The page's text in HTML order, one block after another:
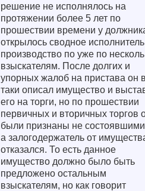
решение не исполнялось на
протяжении более 5 лет по
прошествии времени у
открылось сводное
производство по уже по
взыскателям. После долгих и
упорных жалоб на пристава он
таки описал имущество и
его на торги, но по прошествии
первичных и вторичных торгов
были признаны не
а залогодержатель от
отказался. То есть данное
имущество должно было быть
предложено остальным
взыскателям, но как говорит